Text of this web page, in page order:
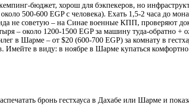
бюджет, хорош для бэкпекеров, но
500-600 EGP с человека). Ехать 1,5-2 часа до
не советую – на Синае военные КПП, проверяют
– около 1200-1500 EGP за машину туда-обратно +
в Шарме – от $20 (600-700 EGP) за комнату в
в виду: в ноябре в Шарме купаться комфортно
бронь гестхауса в Дахабе или Шарме и